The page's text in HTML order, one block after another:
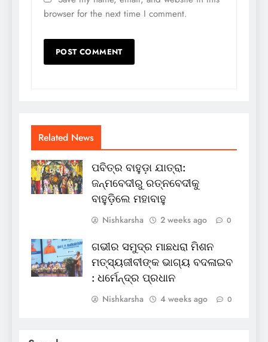
browser for the next time I comment.
Related News
ପବିତ୍ର ବାହୁଡ଼ା ଯାତ୍ରା:
ଜନ୍ମବେଦୀରୁ ରତ୍ନବେଦୀକୁ
ବାହୁଡ଼ିଲେ ମହାବାହୁ
Nishkarsha 2 weeks ago 0
ଗଭୀର ସମୁଦ୍ର ମାଛଧରା ମିଶନ
ମତ୍ସ୍ୟଜୀବୀଙ୍କ ଭାଗ୍ୟ ବଦଳାଇବ
: ଧର୍ମେନ୍ଦ୍ର ପ୍ରଧାନ
Nishkarsha 4 weeks ago 0